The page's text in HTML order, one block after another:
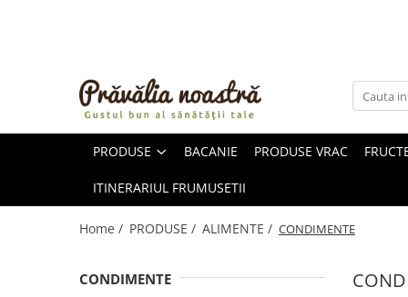
ULEIURI ȘI UNTURI
FRUCTE DESHIDRATATE
FRUCTE LA CONSERVĂ
PRODUSE BACANIE PRODUSE VRAC
ITINERARIUL FRUMUSETII
Home / PRODUSE / ALIMENTE / CONDIMENTE
CONDIMENTE